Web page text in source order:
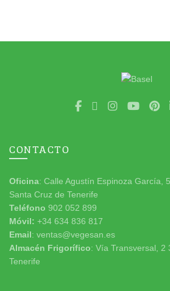
CONTACTO
Oficina: Calle Agustín Espinoza García,
Santa Cruz de Tenerife
Teléfono 902 052 899
Móvil: +34 634 836 817
Email: ventas@vegesan.es
Almacén Frigorífico: Vía Transversal, 2
Tenerife